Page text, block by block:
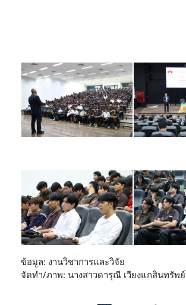
ข้อมูล: งานวิชาการและวิจัย
จัดทำ/ภาพ: นางสาวดารุณี เวียงแกสินทรัพย์